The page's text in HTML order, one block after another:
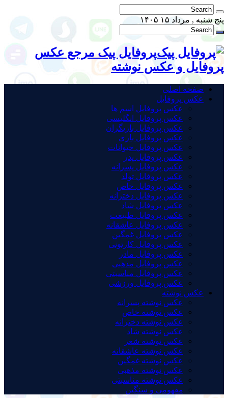
پنج شنبه , مرداد ۱۵ ۱۴۰۵
پروفایل پیک مرجع عکس
پروفایل و عکس نوشته
صفحه اصلی
عکس پروفایل
عکس پروفایل اسم ها
عکس پروفایل انگلیسی
عکس پروفایل بازیگران
عکس پروفایل بازی
عکس پروفایل حیوانات
عکس پروفایل پدر
عکس پروفایل پسرانه
عکس پروفایل تولد
عکس پروفایل خاص
عکس پروفایل دخترانه
عکس پروفایل شاد
عکس پروفایل طبیعت
عکس پروفایل عاشقانه
عکس پروفایل غمگین
عکس پروفایل کارتونی
عکس پروفایل مادر
عکس پروفایل مذهبی
عکس پروفایل مناسبتی
عکس پروفایل ورزشی
عکس نوشته
عکس نوشته پسرانه
عکس نوشته خاص
عکس نوشته دخترانه
عکس نوشته شاد
عکس نوشته شعر
عکس نوشته عاشقانه
عکس نوشته غمگین
عکس نوشته مذهبی
عکس نوشته مناسبتی
مفهومی و سنگین